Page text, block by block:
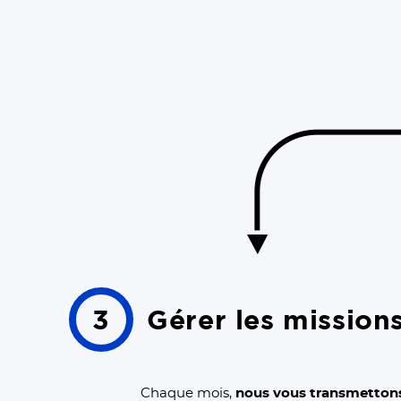
3 Gérer les
Chaque mois, nous vous